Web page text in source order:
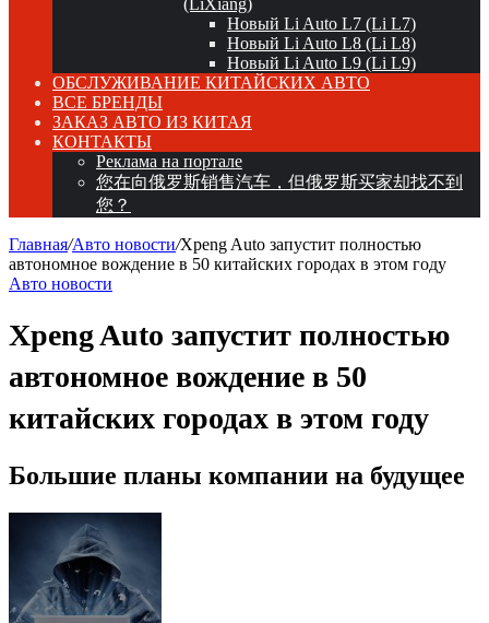
(LiXiang)
Новый Li Auto L7 (Li L7)
Новый Li Auto L8 (Li L8)
Новый Li Auto L9 (Li L9)
ОБСЛУЖИВАНИЕ КИТАЙСКИХ АВТО
ВСЕ БРЕНДЫ
ЗАКАЗ АВТО ИЗ КИТАЯ
КОНТАКТЫ
Реклама на портале
您在向俄罗斯销售汽车，但俄罗斯买家却找不到
您？
Главная/Авто новости/Xpeng Auto запустит полностью
автономное вождение в 50 китайских городах в этом году
Авто новости
Xpeng Auto запустит полностью
автономное вождение в 50
китайских городах в этом году
Большие планы компании на будущее